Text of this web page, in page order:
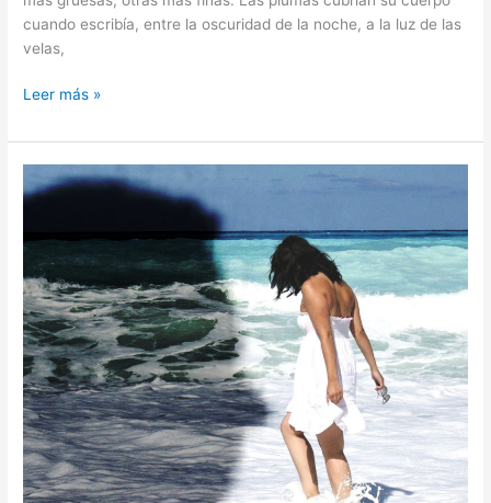
cuando escribía, entre la oscuridad de la noche, a la luz de las
velas,
Leer más »
Amor
salado